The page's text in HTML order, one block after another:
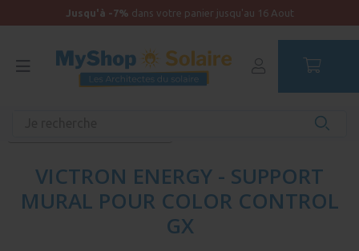
Jusqu'à -7% dans votre panier jusqu'au 16 Aout
VICTRON ENERGY - SUPPORT
MURAL POUR COLOR CONTROL
GX